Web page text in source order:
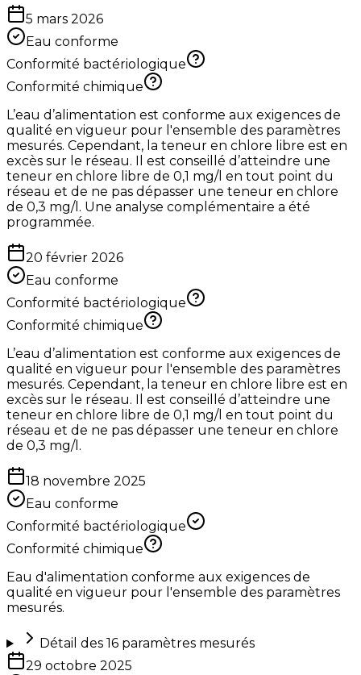
5 mars 2026
Eau conforme
Conformité bactériologique
Conformité chimique
L’eau d’alimentation est conforme aux exigences de
qualité en vigueur pour l'ensemble des paramètres
mesurés. Cependant, la teneur en chlore libre est en
excès sur le réseau. Il est conseillé d’atteindre une
teneur en chlore libre de 0,1 mg/l en tout point du
réseau et de ne pas dépasser une teneur en chlore
de 0,3 mg/l. Une analyse complémentaire a été
programmée.
20 février 2026
Eau conforme
Conformité bactériologique
Conformité chimique
L’eau d’alimentation est conforme aux exigences de
qualité en vigueur pour l'ensemble des paramètres
mesurés. Cependant, la teneur en chlore libre est en
excès sur le réseau. Il est conseillé d’atteindre une
teneur en chlore libre de 0,1 mg/l en tout point du
réseau et de ne pas dépasser une teneur en chlore
de 0,3 mg/l.
18 novembre 2025
Eau conforme
Conformité bactériologique
Conformité chimique
Eau d'alimentation conforme aux exigences de
qualité en vigueur pour l'ensemble des paramètres
mesurés.
Détail des 16paramètres mesurés
29 octobre 2025